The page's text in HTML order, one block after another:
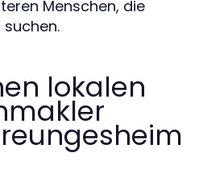
Menschen, die
lokalen